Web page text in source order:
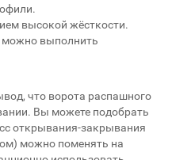
высокой жёсткости.
выполнить
что ворота распашного
Вы можете подобрать
открывания-закрывания
можно поменять на